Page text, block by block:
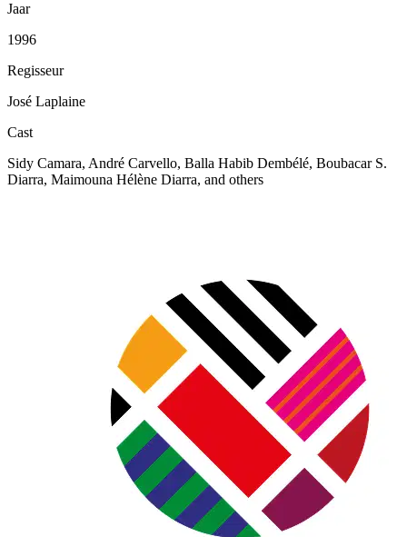
Jaar
1996
Regisseur
José Laplaine
Cast
Sidy Camara, André Carvello, Balla Habib Dembélé, Boubacar S.
Diarra, Maimouna Hélène Diarra, and others